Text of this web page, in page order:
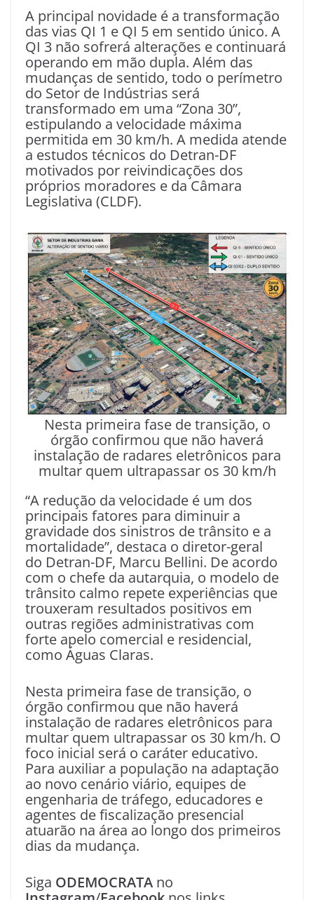
A principal novidade é a transformação
das vias QI 1 e QI 5 em sentido único. A
QI 3 não sofrerá alterações e continuará
operando em mão dupla. Além das
mudanças de sentido, todo o perímetro
do Setor de Indústrias será
transformado em uma “Zona 30”,
estipulando a velocidade máxima
permitida em 30 km/h. A medida atende
a estudos técnicos do Detran-DF
motivados por reivindicações dos
próprios moradores e da Câmara
Legislativa (CLDF).
Nesta primeira fase de transição, o
órgão confirmou que não haverá
instalação de radares eletrônicos para
multar quem ultrapassar os 30 km/h
“A redução da velocidade é um dos
principais fatores para diminuir a
gravidade dos sinistros de trânsito e a
mortalidade”, destaca o diretor-geral
do Detran-DF, Marcu Bellini. De acordo
com o chefe da autarquia, o modelo de
trânsito calmo repete experiências que
trouxeram resultados positivos em
outras regiões administrativas com
forte apelo comercial e residencial,
como Águas Claras.
Nesta primeira fase de transição, o
órgão confirmou que não haverá
instalação de radares eletrônicos para
multar quem ultrapassar os 30 km/h. O
foco inicial será o caráter educativo.
Para auxiliar a população na adaptação
ao novo cenário viário, equipes de
engenharia de tráfego, educadores e
agentes de fiscalização presencial
atuarão na área ao longo dos primeiros
dias da mudança.
Siga ODEMOCRATA no